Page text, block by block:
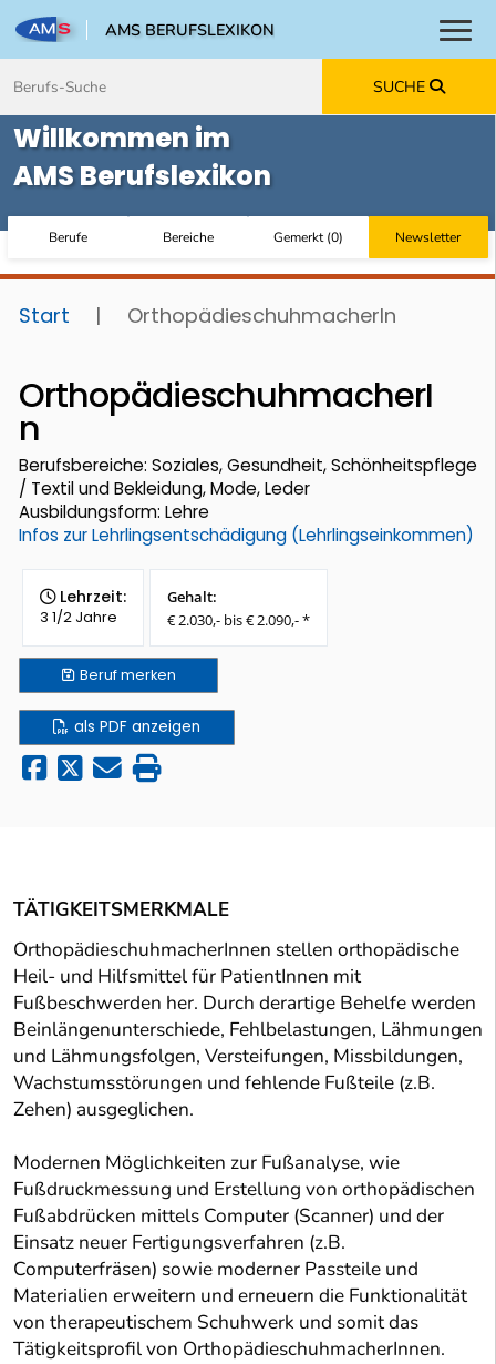
AMS BERUFSLEXIKON
SUCHE
Willkommen im
AMS Berufslexikon
Berufe Bereiche Gemerkt(0) Newsletter
Start | OrthopädieschuhmacherIn
OrthopädieschuhmacherI
n
Berufsbereiche: Soziales, Gesundheit, Schönheitspflege
/ Textil und Bekleidung, Mode, Leder
Ausbildungsform: Lehre
Infos zur Lehrlingsentschädigung (Lehrlingseinkommen)
Lehrzeit:
3 1/2 Jahre
Gehalt:
€ 2.030,- bis € 2.090,- *
Berufmerken
als PDF anzeigen
TÄTIGKEITSMERKMALE
OrthopädieschuhmacherInnen stellen orthopädische
Heil- und Hilfsmittel für PatientInnen mit
Fußbeschwerden her. Durch derartige Behelfe werden
Beinlängenunterschiede, Fehlbelastungen, Lähmungen
und Lähmungsfolgen, Versteifungen, Missbildungen,
Wachstumsstörungen und fehlende Fußteile (z.B.
Zehen) ausgeglichen.
Modernen Möglichkeiten zur Fußanalyse, wie
Fußdruckmessung und Erstellung von orthopädischen
Fußabdrücken mittels Computer (Scanner) und der
Einsatz neuer Fertigungsverfahren (z.B.
Computerfräsen) sowie moderner Passteile und
Materialien erweitern und erneuern die Funktionalität
von therapeutischem Schuhwerk und somit das
Tätigkeitsprofil von OrthopädieschuhmacherInnen.